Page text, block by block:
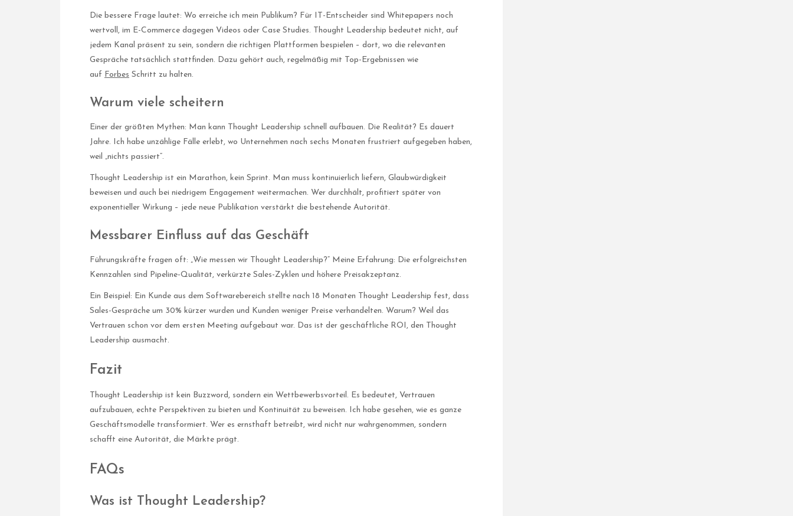
Die bessere Frage lautet: Wo erreiche ich mein Publikum? Für IT-Entscheider sind Whitepapers noch
wertvoll, im E-Commerce dagegen Videos oder Case Studies. Thought Leadership bedeutet nicht, auf
jedem Kanal präsent zu sein, sondern die richtigen Plattformen bespielen – dort, wo die relevanten
Gespräche tatsächlich stattfinden. Dazu gehört auch, regelmäßig mit Top-Ergebnissen wie
auf Forbes Schritt zu halten.
Warum viele scheitern
Einer der größten Mythen: Man kann Thought Leadership schnell aufbauen. Die Realität? Es dauert
Jahre. Ich habe unzählige Fälle erlebt, wo Unternehmen nach sechs Monaten frustriert aufgegeben haben,
weil „nichts passiert“.
Thought Leadership ist ein Marathon, kein Sprint. Man muss kontinuierlich liefern, Glaubwürdigkeit
beweisen und auch bei niedrigem Engagement weitermachen. Wer durchhält, profitiert später von
exponentieller Wirkung – jede neue Publikation verstärkt die bestehende Autorität.
Messbarer Einfluss auf das Geschäft
Führungskräfte fragen oft: „Wie messen wir Thought Leadership?“ Meine Erfahrung: Die erfolgreichsten
Kennzahlen sind Pipeline-Qualität, verkürzte Sales-Zyklen und höhere Preisakzeptanz.
Ein Beispiel: Ein Kunde aus dem Softwarebereich stellte nach 18 Monaten Thought Leadership fest, dass
Sales-Gespräche um 30% kürzer wurden und Kunden weniger Preise verhandelten. Warum? Weil das
Vertrauen schon vor dem ersten Meeting aufgebaut war. Das ist der geschäftliche ROI, den Thought
Leadership ausmacht.
Fazit
Thought Leadership ist kein Buzzword, sondern ein Wettbewerbsvorteil. Es bedeutet, Vertrauen
aufzubauen, echte Perspektiven zu bieten und Kontinuität zu beweisen. Ich habe gesehen, wie es ganze
Geschäftsmodelle transformiert. Wer es ernsthaft betreibt, wird nicht nur wahrgenommen, sondern
schafft eine Autorität, die Märkte prägt.
FAQs
Was ist Thought Leadership?